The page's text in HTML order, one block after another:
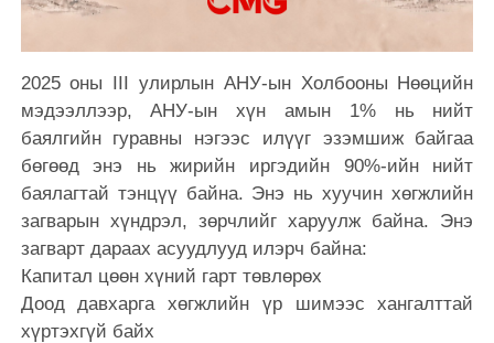
2025 оны III улирлын АНУ-ын Холбооны Нөөцийн
мэдээллээр, АНУ-ын хүн амын 1% нь нийт
баялгийн гуравны нэгээс илүүг эзэмшиж байгаа
бөгөөд энэ нь жирийн иргэдийн 90%-ийн нийт
баялагтай тэнцүү байна. Энэ нь хуучин хөгжлийн
загварын хүндрэл, зөрчлийг харуулж байна. Энэ
загварт дараах асуудлууд илэрч байна:
Капитал цөөн хүний гарт төвлөрөх
Доод давхарга хөгжлийн үр шимээс хангалттай
хүртэхгүй байх